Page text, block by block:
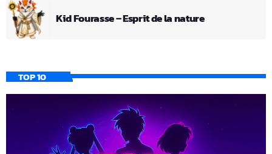
Kid Fourasse – Esprit de la nature
TOP 10